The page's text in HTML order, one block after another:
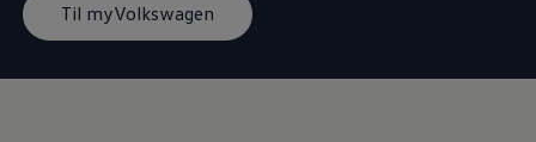
Til myVolkswagen